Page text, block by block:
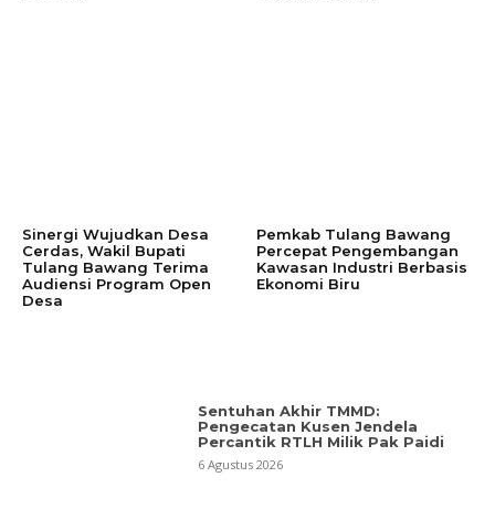
Sinergi Wujudkan Desa
Cerdas, Wakil Bupati
Tulang Bawang Terima
Audiensi Program Open
Desa
Pemkab Tulang Bawang
Percepat Pengembangan
Kawasan Industri Berbasis
Ekonomi Biru
Sentuhan Akhir TMMD:
Pengecatan Kusen Jendela
Percantik RTLH Milik Pak Paidi
6 Agustus 2026